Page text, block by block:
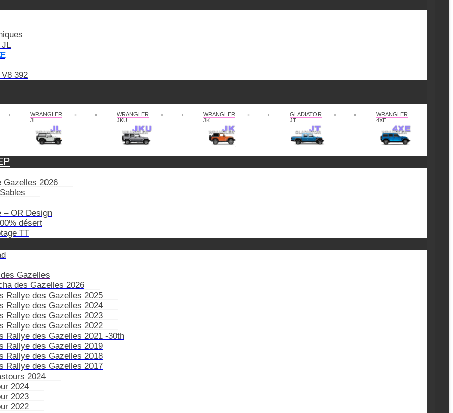
392
WRANGLER
JL
WRANGLER
JKU
WRANGLER
JK
GLADIATOR
JT
WRANGLER
4XE
Gazelles 2026
– OR Design
désert
TT
Gazelles
des Gazelles 2026
Rallye des Gazelles 2025
Rallye des Gazelles 2024
Rallye des Gazelles 2023
Rallye des Gazelles 2022
Rallye des Gazelles 2021 -30th
Rallye des Gazelles 2019
Rallye des Gazelles 2018
Rallye des Gazelles 2017
2024
2024
2023
2022